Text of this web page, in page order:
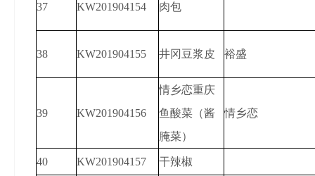
37 KW201904154 肉包
38 KW201904155 井冈豆浆皮 裕盛
39 KW201904156
情乡恋重庆
鱼酸菜（酱
腌菜）
情乡恋
40 KW201904157 干辣椒